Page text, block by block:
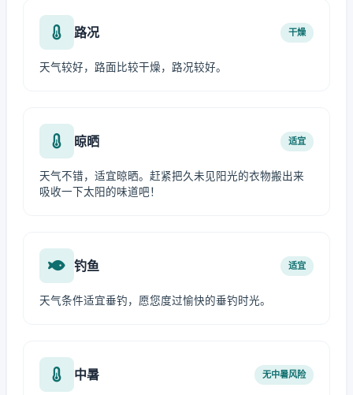
路况 干燥
天气较好，路面比较干燥，路况较好。
晾晒 适宜
天气不错，适宜晾晒。赶紧把久未见阳光的衣物搬出来
吸收一下太阳的味道吧！
钓鱼 适宜
天气条件适宜垂钓，愿您度过愉快的垂钓时光。
中暑 无中暑风险